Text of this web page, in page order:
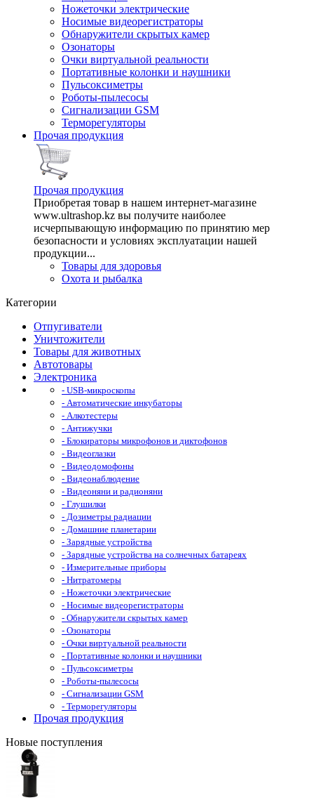
Ножеточки электрические
Носимые видеорегистраторы
Обнаружители скрытых камер
Озонаторы
Очки виртуальной реальности
Портативные колонки и наушники
Пульсоксиметры
Роботы-пылесосы
Сигнализации GSM
Терморегуляторы
Прочая продукция
Прочая продукция
Приобретая товар в нашем интернет-магазине
www.ultrashop.kz вы получите наиболее
исчерпывающую информацию по принятию мер
безопасности и условиях эксплуатации нашей
продукции...
Товары для здоровья
Охота и рыбалка
Категории
Отпугиватели
Уничтожители
Товары для животных
Автотовары
Электроника
- USB-микроскопы
- Автоматические инкубаторы
- Алкотестеры
- Антижучки
- Блокираторы микрофонов и диктофонов
- Видеоглазки
- Видеодомофоны
- Видеонаблюдение
- Видеоняни и радионяни
- Глушилки
- Дозиметры радиации
- Домашние планетарии
- Зарядные устройства
- Зарядные устройства на солнечных батареях
- Измерительные приборы
- Нитратомеры
- Ножеточки электрические
- Носимые видеорегистраторы
- Обнаружители скрытых камер
- Озонаторы
- Очки виртуальной реальности
- Портативные колонки и наушники
- Пульсоксиметры
- Роботы-пылесосы
- Сигнализации GSM
- Терморегуляторы
Прочая продукция
Новые поступления